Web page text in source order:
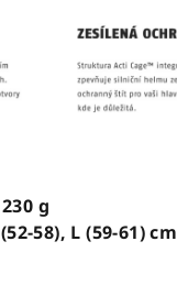
g
58), L (59-61) cm